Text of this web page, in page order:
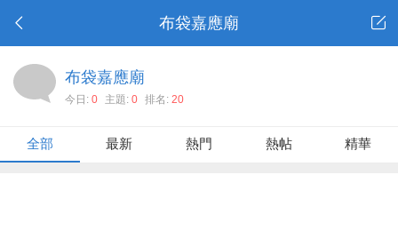
布袋嘉應廟
布袋嘉應廟
今日: 0 主題: 0 排名: 20
全部 最新 熱門 熱帖 精華